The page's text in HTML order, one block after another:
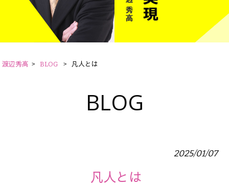
渡辺秀高 > BLOG > 凡人とは
BLOG
2025/01/07
凡人とは